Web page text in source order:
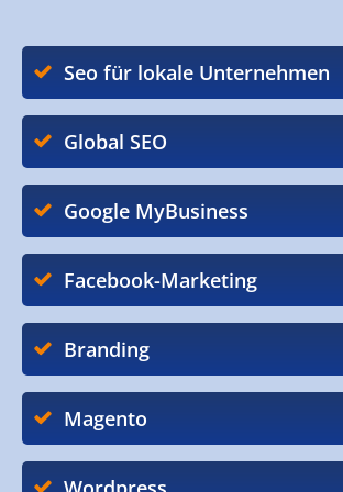
Seo für lokale Unternehmen
Global SEO
Google MyBusiness
Facebook-Marketing
Branding
Magento